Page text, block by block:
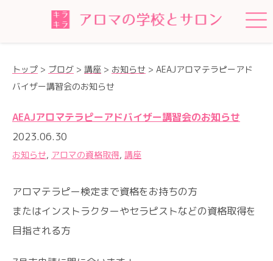
トップ > ブログ > 講座 > お知らせ > AEAJアロマテラピーアド
バイザー講習会のお知らせ
AEAJアロマテラピーアドバイザー講習会のお知らせ
2023.06.30
お知らせ, アロマの資格取得, 講座
アロマテラピー検定まで資格をお持ちの方
またはインストラクターやセラピストなどの資格取得を
目指される方